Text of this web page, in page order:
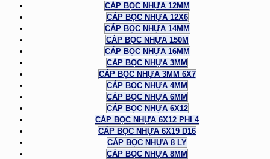
CÁP BỌC NHỰA 12MM
CÁP BỌC NHỰA 12X6
CÁP BỌC NHỰA 14MM
CÁP BỌC NHỰA 150M
CÁP BỌC NHỰA 16MM
CÁP BỌC NHỰA 3MM
CÁP BỌC NHỰA 3MM 6X7
CÁP BỌC NHỰA 4MM
CÁP BỌC NHỰA 6MM
CÁP BỌC NHỰA 6X12
CÁP BỌC NHỰA 6X12 PHI 4
CÁP BỌC NHỰA 6X19 D16
CÁP BỌC NHỰA 8 LY
CÁP BỌC NHỰA 8MM